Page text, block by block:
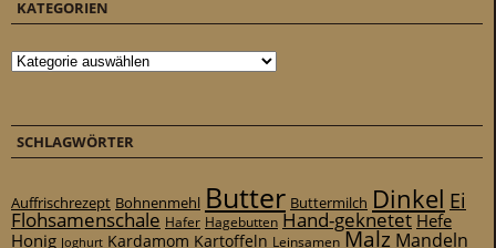
KATEGORIEN
Kategorien
SCHLAGWÖRTER
Auffrischrezept Bohnenmehl Butter Buttermilch Dinkel Ei
Flohsamenschale Hafer Hagebutten Hand-geknetet Hefe
Honig Joghurt Kardamom Kartoffeln Leinsamen Malz Mandeln